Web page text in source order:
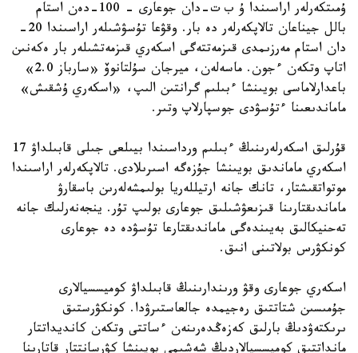
ۇمىتكەرلەر اراسىندا ۇ ب ت-دان جوعارى – 100-دەن استام
بالل جيناعان تالاپكەرلەر دە بار. وقۋعا تۇسۋشىلەر اراسىندا 20-
دان استام مەرزىمدى قىزمەتتەگى اسكەري قىزمەتشىلەر بار ەكەنىن
اتاپ وتكەن ءجون. ماسەلەن، ميرجان سۇلتانوۆ «سارباز 2.0»
باعدارلاماسى بويىنشا ءبىلىم گرانتىن الىپ، «اسكەري ۇشقىش»
ماماندىعىنا ءتۇسۋدى جوسپارلاپ وتىر.
قۇرلىق اسكەرلەرىنىڭ ءبىلىم ورداسىندا بيىلعى جىلى قابىلداۋ 17
اسكەري ماماندىق بويىنشا جۇزەگە اسىرىلادى. تالاپكەرلەر اراسىندا
موتواتقىشتار، تانك جانە ارتيللەريا بولىمشەلەرىن باسقارۋ
ماماندىقتارىنا قىزىعۋشىلىق جوعارى بولىپ تۇر. ينجەنەرلىك جانە
تەحنيكالىق بەيىندەگى ماماندىقتارعا تۇسۋدە دە جوعارى
كونكۋرس بولاتىنى انىق.
اسكەري جوعارى وقۋ ورىندارىنىڭ قابىلداۋ كوميسسيالارى
جۇمىسىن شتاتتىق رەجيمدە جالعاستىرۋدا. كونكۋرستىق
ىرىكتەۋدىڭ بارلىق كەزەڭدەرىنەن ءساتتى وتكەن كانديداتتار